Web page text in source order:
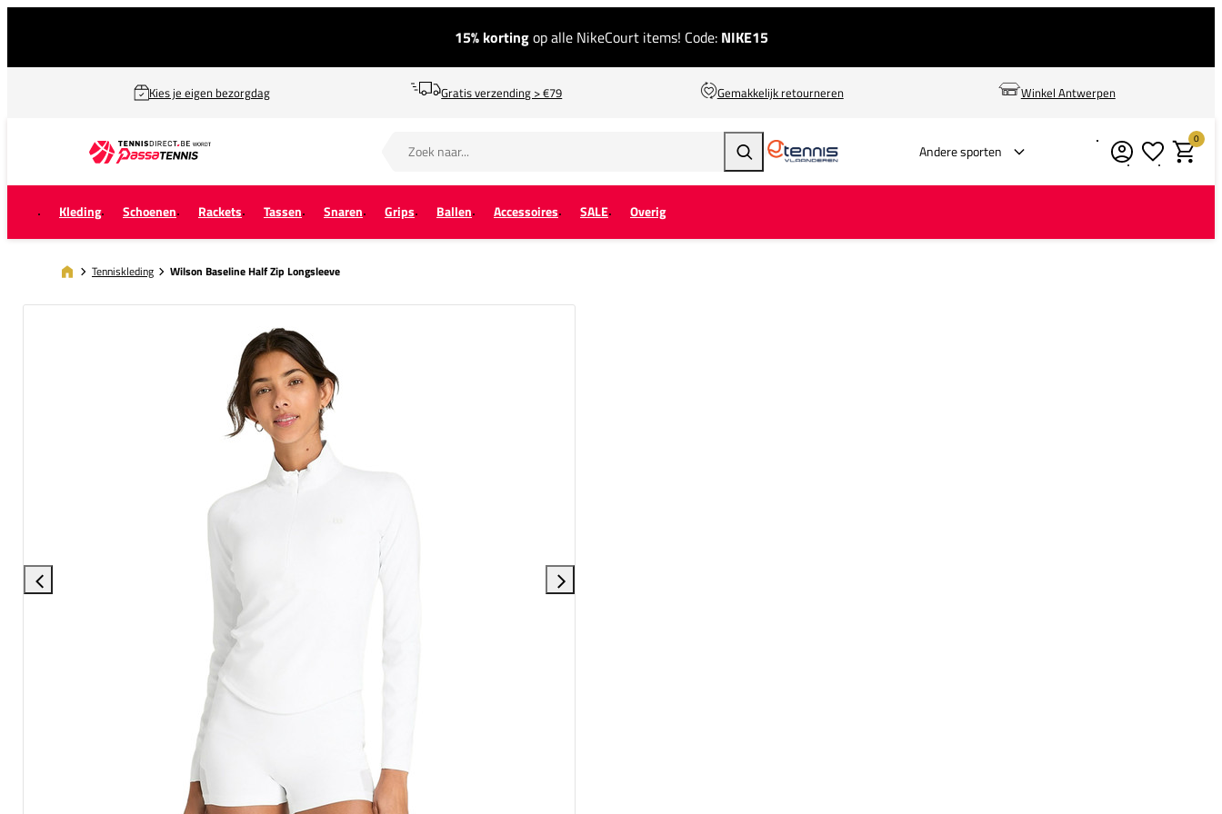
15% kortingop alle NikeCourt items! Code: NIKE15
Kies je eigen bezorgdag Gratis verzending > €79 Gemakkelijk retourneren Winkel Antwerpen
Zoeken Andere sporten Verlanglijstje
0
Kleding Schoenen Rackets Tassen Snaren Grips Ballen Accessoires SALE Overig
Tenniskleding Wilson Baseline Half Zip Longsleeve